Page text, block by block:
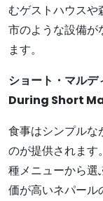
むゲストハウスや
市のような設備が
ます。
ショート・マル
During Short
食事はシンプルな
のが提供されます
種メニューから選
価が高いネパール